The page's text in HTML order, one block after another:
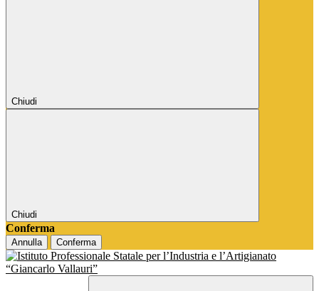
Chiudi
Chiudi
Conferma
Annulla Conferma